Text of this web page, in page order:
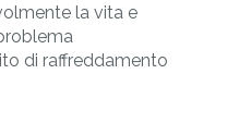
la vita e
di raffreddamento